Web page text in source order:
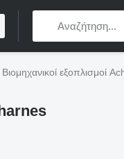
Βιομηχανικοί εξοπλισμοί